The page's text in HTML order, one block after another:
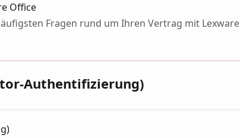
Office
Fragen rund um Ihren Vertrag mit Lexware
Authentifizierung)